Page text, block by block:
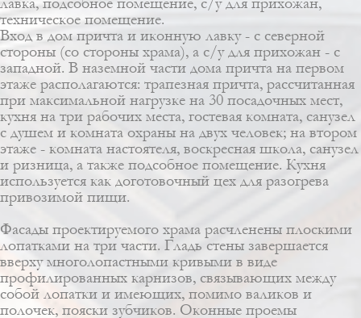
техническое помещение.
Вход в дом причта и иконную лавку - с северной
стороны (со стороны храма), а с/у для прихожан - с
западной. В наземной части дома причта на первом
этаже располагаются: трапезная причта, рассчитанная
при максимальной нагрузке на 30 посадочных мест,
кухня на три рабочих места, гостевая комната, санузел
с душем и комната охраны на двух человек; на втором
этаже - комната настоятеля, воскресная школа, санузел
и ризница, а также подсобное помещение. Кухня
используется как доготовочный цех для разогрева
привозимой пищи.
Фасады проектируемого храма расчленены плоскими
лопатками на три части. Гладь стены завершается
вверху многолопастными кривыми в виде
профилированных карнизов, связывающих между
собой лопатки и имеющих, помимо валиков и
полочек, пояски зубчиков. Оконные проемы